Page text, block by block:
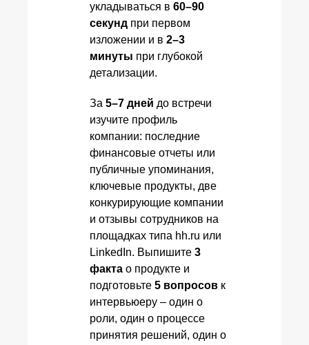
укладываться в 60–90
секунд при первом
изложении и в 2–3
минуты при глубокой
детализации.
За 5–7 дней до встречи
изучите профиль
компании: последние
финансовые отчеты или
публичные упоминания,
ключевые продукты, две
конкурирующие компании
и отзывы сотрудников на
площадках типа hh.ru или
LinkedIn. Выпишите 3
факта о продукте и
подготовьте 5 вопросов к
интервьюеру – один о
роли, один о процессе
принятия решений, один о